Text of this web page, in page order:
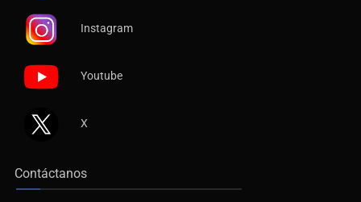
Instagram
Youtube
X
Contáctanos